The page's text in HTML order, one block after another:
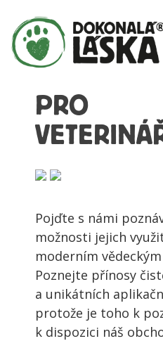
PRO
Pojďte s námi
možnosti jejich
moderním
Poznejte přínosy
a unikátních
protože je toho k
k dispozici náš